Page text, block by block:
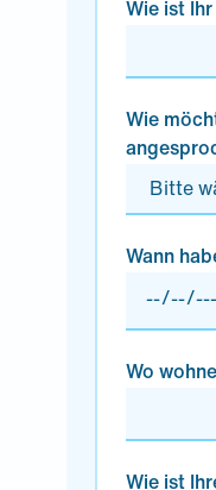
Wie ist
Wie
Wann
Wo
Wie ist